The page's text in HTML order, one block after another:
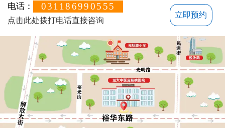
电话： 031186990555
点击此处拨打电话直接咨询
立即预约